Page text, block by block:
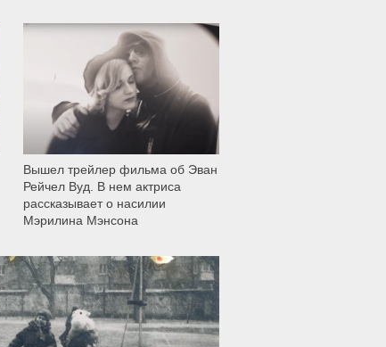
Вышел трейлер фильма об Эван
Рейчел Вуд. В нем актриса
рассказывает о насилии
Мэрилина Мэнсона